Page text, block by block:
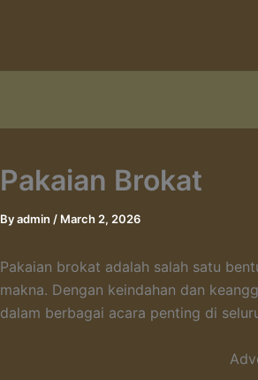
Pakaian Brokat
Byadmin / March 2, 2026
Pakaian brokat adalah salah satu
makna. Dengan keindahan dan
dalam berbagai acara penting di